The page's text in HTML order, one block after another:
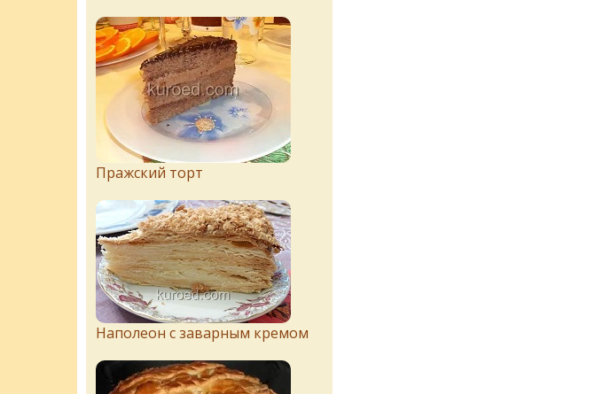
Пражский торт
Наполеон с заварным кремом